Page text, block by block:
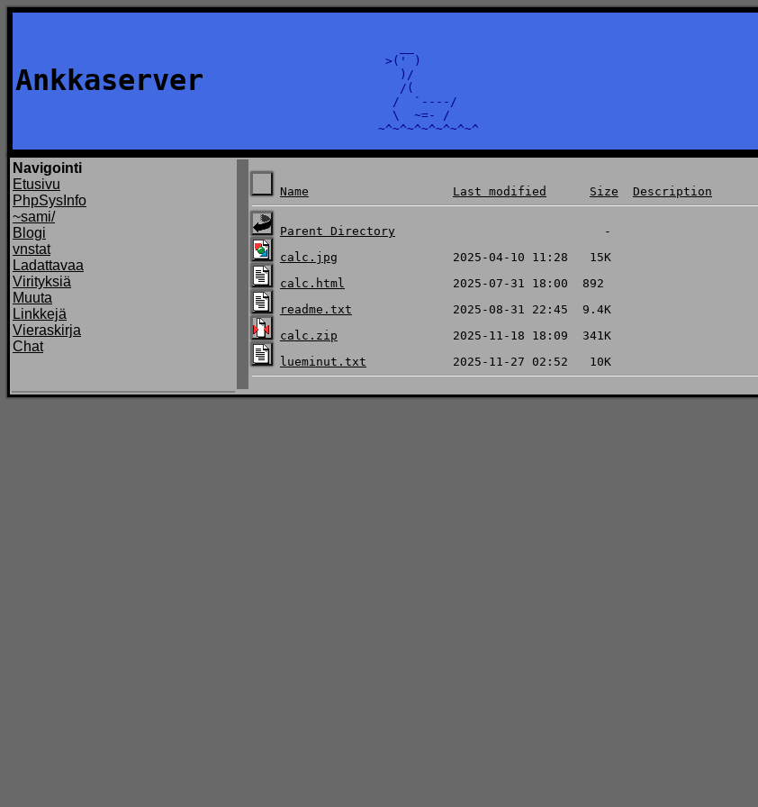
Ankkaserver
  >(' )
    )/
    /(
   /  `----/
   \  ~=- /
Navigointi
Etusivu
PhpSysInfo
~sami/
Blogi
vnstat
Ladattavaa
Virityksiä
Muuta
Linkkejä
Vieraskirja
Chat
Name Last modified Size Description
Parent Directory
calc.jpg
calc.html
readme.txt
calc.zip
lueminut.txt